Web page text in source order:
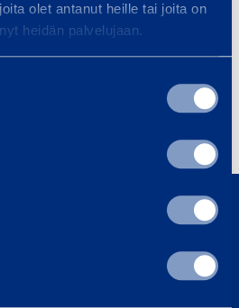
olet antanut heille tai joita on
heidän palvelujaan.
täällä auttaaksemme sinua